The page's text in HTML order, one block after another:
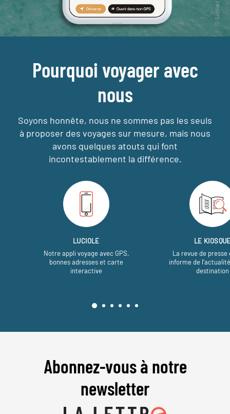
Pourquoi voyager avec
nous
Soyons honnête, nous ne sommes pas les seuls
à proposer des voyages sur mesure, mais nous
avons quelques atouts qui font
incontestablement la différence.
LUCIOLE
Notre appli voyage avec GPS,
bonnes adresses et carte
interactive
LE
La revue de presse
informe de
destination
Abonnez-vous à notre
newsletter